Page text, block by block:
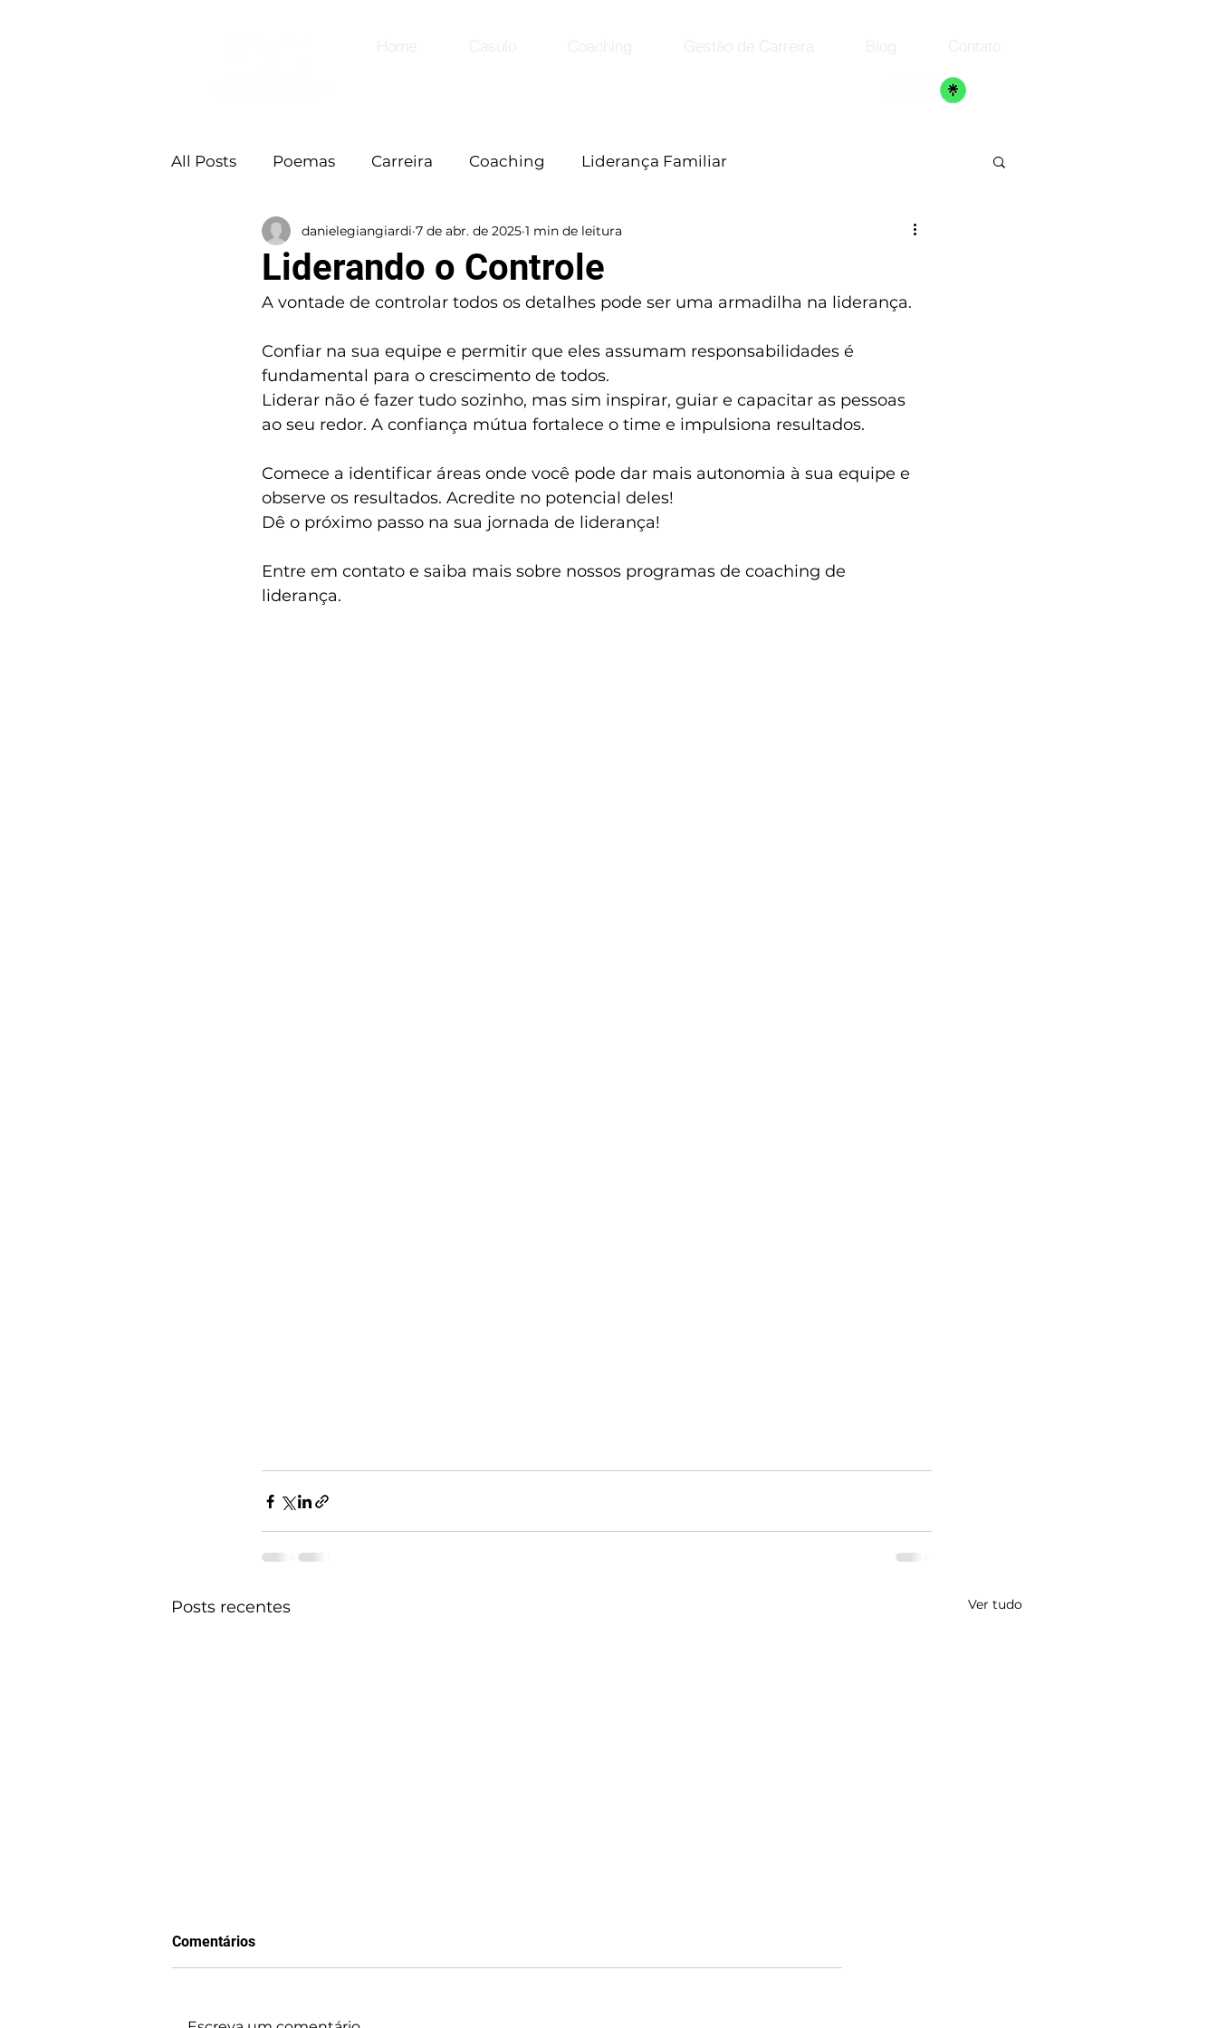
All Posts Poemas Carreira Coaching Liderança Familiar
Liderando o Controle
danielegiangiardi 7 de abr. de 2025 1 min de leitura
A vontade de controlar todos os detalhes pode ser uma armadilha na liderança.
Confiar na sua equipe e permitir que eles assumam responsabilidades é
fundamental para o crescimento de todos.
Liderar não é fazer tudo sozinho, mas sim inspirar, guiar e capacitar as pessoas
ao seu redor. A confiança mútua fortalece o time e impulsiona resultados.
Comece a identificar áreas onde você pode dar mais autonomia à sua equipe e
observe os resultados. Acredite no potencial deles!
Dê o próximo passo na sua jornada de liderança!
Entre em contato e saiba mais sobre nossos programas de coaching de
liderança.
Posts recentes Ver tudo
Comentários